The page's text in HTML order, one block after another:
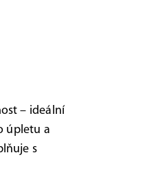
– ideální
úpletu a
s